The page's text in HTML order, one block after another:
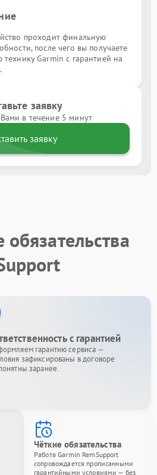
проходит финальную
после чего вы получаете
Garmin с гарантией на
заявку
в течение 5 минут
заявку
с гарантией
гарантию сервиса —
зафиксированы в договоре
заранее.
Чёткие обязательства
Работа Garmin RemSupport
сопровождается прописанными
гарантийными условиями — без